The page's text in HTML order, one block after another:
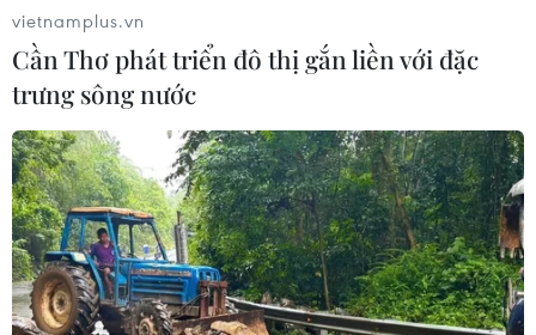
TIN CÙNG CHUYÊN MỤC
Cộng hòa Dân chủ Congo ghi nhận
hơn 300 trẻ em tử vong do Ebola
08/08/2026 15:21
vietnamplus.vn
Cần Thơ phát triển đô thị gắn liền với đặc
trưng sông nước